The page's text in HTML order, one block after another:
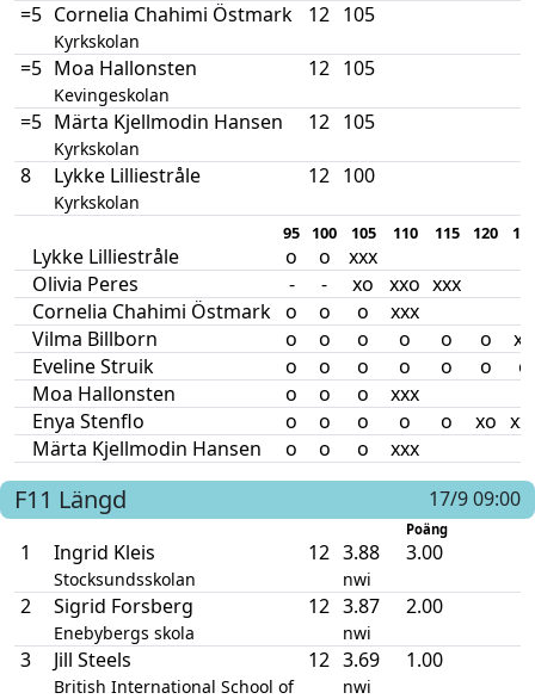
=5 Cornelia Chahimi Östmark
Kyrkskolan
12 105
=5 Moa Hallonsten
Kevingeskolan
12 105
=5 Märta Kjellmodin Hansen
Kyrkskolan
12 105
8 Lykke Lilliestråle
Kyrkskolan
12 100
95 100 105 110 115 120
Lykke Lilliestråle o o
xxx
Olivia Peres
- - xo xxo xxx
Cornelia Chahimi Östmark o o o
xxx
Vilma Billborn
o o o o o o
xo
Eveline Struik
o o o o o o
o
Moa Hallonsten
o o o
xxx
Enya Stenflo
o o o o o xo
Märta Kjellmodin Hansen
o o o xxx
F11 Längd 17/9 09:00
Poäng
1 Ingrid Kleis
Stocksundsskolan
12 3.88
nwi
3.00
2 Sigrid Forsberg
Enebybergs skola
12 3.87
nwi
2.00
3 Jill Steels
British International School of
12 3.69
nwi
1.00